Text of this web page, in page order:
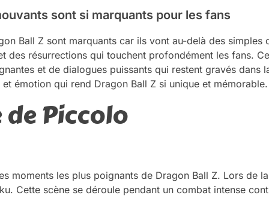
sont si marquants pour les fans
Ball Z sont marquants car ils vont au-delà des simples
des résurrections qui touchent profondément les fans.
et de dialogues puissants qui restent gravés dans
émotion qui rend Dragon Ball Z si unique et mémorable.
de Piccolo
moments les plus poignants de Dragon Ball Z. Lors de
Cette scène se déroule pendant un combat intense